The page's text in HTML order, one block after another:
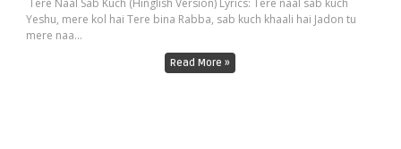
Tere Naal Sab Kuch (Hinglish Version) Lyrics: Tere naal sab kuch
Yeshu, mere kol hai Tere bina Rabba, sab kuch khaali hai Jadon tu
mere naa...
Read More »